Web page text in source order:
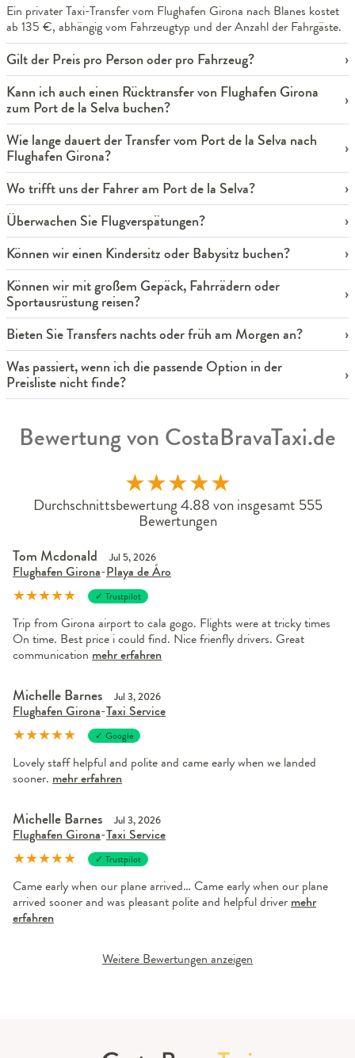
Ein privater Taxi-Transfer vom Flughafen Girona nach Blanes kostet
ab 135 €, abhängig vom Fahrzeugtyp und der Anzahl der Fahrgäste.
Gilt der Preis pro Person oder pro Fahrzeug?
Kann ich auch einen Rücktransfer von Flughafen Girona
zum Port de la Selva buchen?
Wie lange dauert der Transfer vom Port de la Selva nach
Flughafen Girona?
Wo trifft uns der Fahrer am Port de la Selva?
Überwachen Sie Flugverspätungen?
Können wir einen Kindersitz oder Babysitz buchen?
Können wir mit großem Gepäck, Fahrrädern oder
Sportausrüstung reisen?
Bieten Sie Transfers nachts oder früh am Morgen an?
Was passiert, wenn ich die passende Option in der
Preisliste nicht finde?
Bewertung von CostaBravaTaxi.de
★★★★★
Durchschnittsbewertung 4.88 von insgesamt 555
Bewertungen
Tom Mcdonald Jul 5, 2026
Flughafen Girona-Playa de Áro
★★★★★ ✓ Trustpilot
Trip from Girona airport to cala gogo. Flights were at tricky times
On time. Best price i could find. Nice frienfly drivers. Great
communication mehr erfahren
Michelle Barnes Jul 3, 2026
Flughafen Girona-Taxi Service
★★★★★ ✓ Google
Lovely staff helpful and polite and came early when we landed
sooner. mehr erfahren
Michelle Barnes Jul 3, 2026
Flughafen Girona-Taxi Service
★★★★★ ✓ Trustpilot
Came early when our plane arrived… Came early when our plane
arrived sooner and was pleasant polite and helpful driver mehr
erfahren
Weitere Bewertungen anzeigen